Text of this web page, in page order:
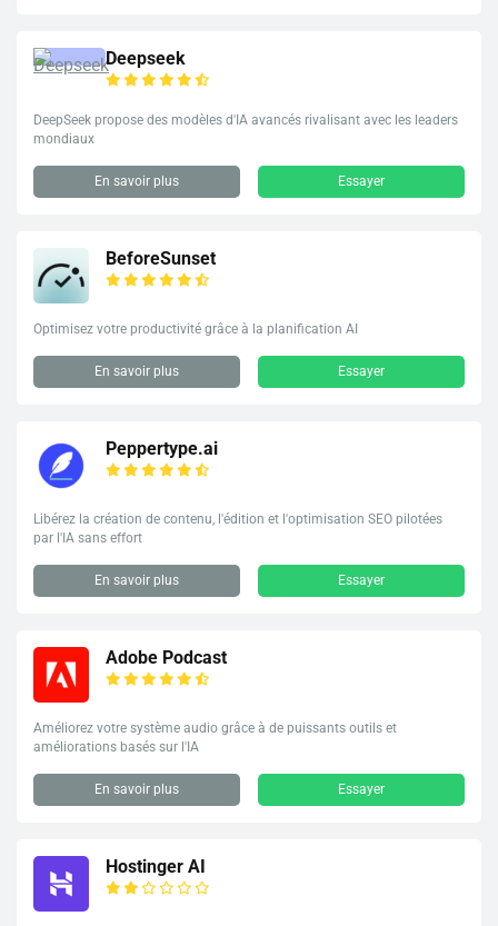
Deepseek
DeepSeek propose des modèles d'IA avancés rivalisant avec les leaders
mondiaux
En savoir plus Essayer
BeforeSunset
Optimisez votre productivité grâce à la planification AI
En savoir plus Essayer
Peppertype.ai
Libérez la création de contenu, l'édition et l'optimisation SEO pilotées
par l'IA sans effort
En savoir plus Essayer
Adobe Podcast
Améliorez votre système audio grâce à de puissants outils et
améliorations basés sur l'IA
En savoir plus Essayer
Hostinger AI